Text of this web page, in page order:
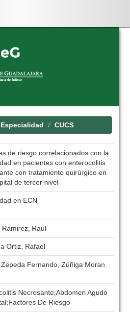
Especialidad CUCS
de riesgo correlacionados con la
en pacientes con enterocolitis
con tratamiento quirúrgico en
de tercer nivel
en ECN
Ramirez, Raul
Ortiz, Rafael
Fernando, Zúñiga Moran
Necrosante;Abdomen Agudo
De Riesgo